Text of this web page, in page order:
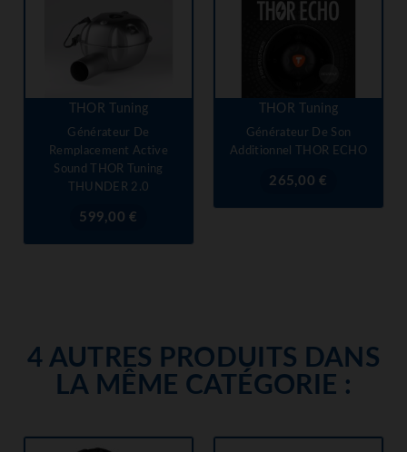
THOR Tuning
Générateur De
Remplacement Active
Sound THOR Tuning
THUNDER 2.0
Prix
599,00 €
THOR Tuning
Générateur De Son
Additionnel THOR ECHO
Prix
265,00 €
4 AUTRES PRODUITS DANS
LA MÊME CATÉGORIE :